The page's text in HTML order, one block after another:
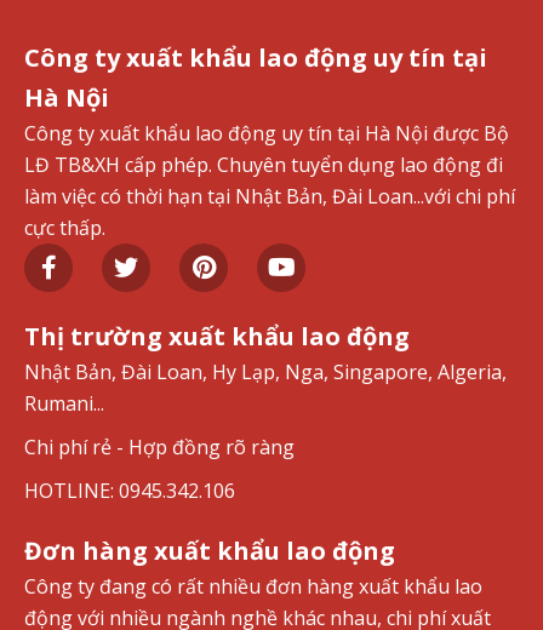
Công ty xuất khẩu lao động uy tín tại
Hà Nội
Công ty xuất khẩu lao động uy tín tại Hà Nội được Bộ
LĐ TB&XH cấp phép. Chuyên tuyển dụng lao động đi
làm việc có thời hạn tại Nhật Bản, Đài Loan...với chi phí
cực thấp.
Thị trường xuất khẩu lao động
Nhật Bản, Đài Loan, Hy Lạp, Nga, Singapore, Algeria,
Rumani...
Chi phí rẻ - Hợp đồng rõ ràng
HOTLINE: 0945.342.106
Đơn hàng xuất khẩu lao động
Công ty đang có rất nhiều đơn hàng xuất khẩu lao
động với nhiều ngành nghề khác nhau, chi phí xuất